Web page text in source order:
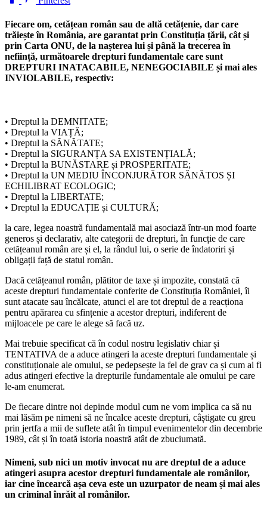
Fiecare om, cetățean român sau de altă cetățenie, dar care
trăiește în România, are garantat prin Constituția țării, cât și
prin Carta ONU, de la nașterea lui și până la trecerea în
neființă, următoarele drepturi fundamentale care sunt
DREPTURI INATACABILE, NENEGOCIABILE și mai ales
INVIOLABILE, respectiv:
• Dreptul la DEMNITATE;
• Dreptul la VIAȚĂ;
• Dreptul la SĂNĂTATE;
• Dreptul la SIGURANȚA SA EXISTENȚIALĂ;
• Dreptul la BUNĂSTARE și PROSPERITATE;
• Dreptul la UN MEDIU ÎNCONJURĂTOR SĂNĂTOS ȘI
ECHILIBRAT ECOLOGIC;
• Dreptul la LIBERTATE;
• Dreptul la EDUCAȚIE și CULTURĂ;
la care, legea noastră fundamentală mai asociază într-un mod foarte
generos și declarativ, alte categorii de drepturi, în funcție de care
cetățeanul român are și el, la rândul lui, o serie de îndatoriri și
obligații față de statul român.
Dacă cetățeanul român, plătitor de taxe și impozite, constată că
aceste drepturi fundamentale conferite de Constituția României, îi
sunt atacate sau încălcate, atunci el are tot dreptul de a reacționa
pentru apărarea cu sfințenie a acestor drepturi, indiferent de
mijloacele pe care le alege să facă uz.
Mai trebuie specificat că în codul nostru legislativ chiar și
TENTATIVA de a aduce atingeri la aceste drepturi fundamentale și
constituționale ale omului, se pedepsește la fel de grav ca și cum ai fi
adus atingeri efective la drepturile fundamentale ale omului pe care
le-am enumerat.
De fiecare dintre noi depinde modul cum ne vom implica ca să nu
mai lăsăm pe nimeni să ne încalce aceste drepturi, câștigate cu greu
prin jertfa a mii de suflete atât în timpul evenimentelor din decembrie
1989, cât și în toată istoria noastră atât de zbuciumată.
Nimeni, sub nici un motiv invocat nu are dreptul de a aduce
atingeri asupra acestor drepturi fundamentale ale românilor,
iar cine încearcă așa ceva este un uzurpator de neam și mai ales
un criminal înrăit al românilor.